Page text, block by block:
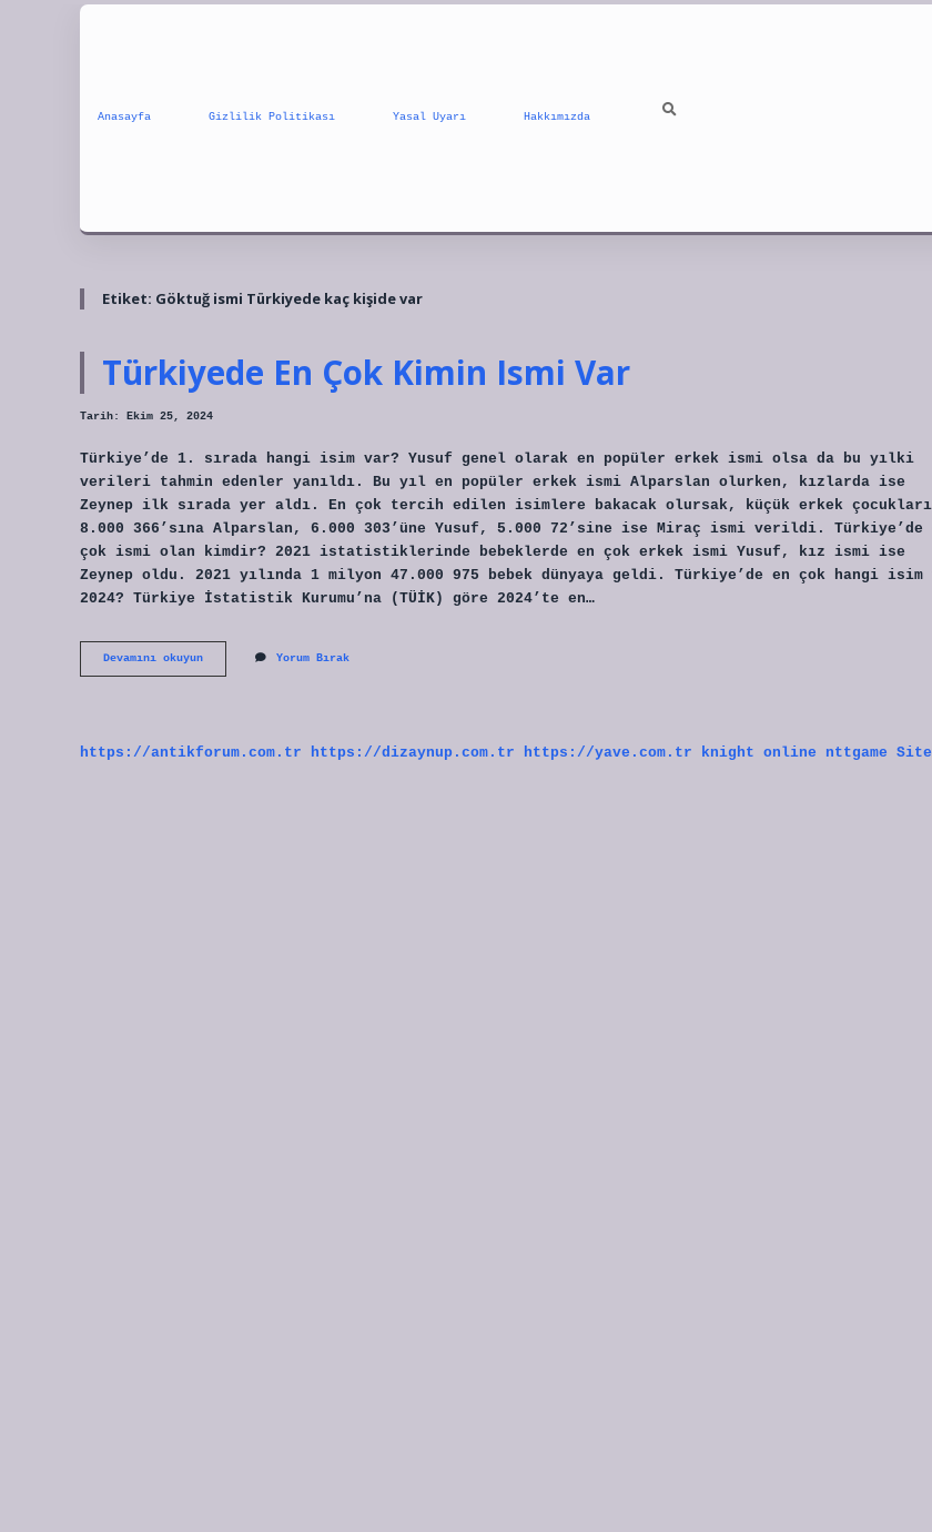
Anasayfa Gizlilik Politikası Yasal Uyarı Hakkımızda
Etiket: Göktuğ ismi Türkiyede kaç kişide var
Türkiyede En Çok Kimin Ismi Var
Tarih: Ekim 25, 2024
Türkiye’de 1. sırada hangi isim var? Yusuf genel olarak en popüler erkek ismi olsa da bu yılki
verileri tahmin edenler yanıldı. Bu yıl en popüler erkek ismi Alparslan olurken, kızlarda ise
Zeynep ilk sırada yer aldı. En çok tercih edilen isimlere bakacak olursak, küçük erkek
8.000 366’sına Alparslan, 6.000 303’üne Yusuf, 5.000 72’sine ise Miraç ismi verildi. Türkiye’de
çok ismi olan kimdir? 2021 istatistiklerinde bebeklerde en çok erkek ismi Yusuf, kız ismi ise
Zeynep oldu. 2021 yılında 1 milyon 47.000 975 bebek dünyaya geldi. Türkiye’de en çok hangi isim
2024? Türkiye İstatistik Kurumu’na (TÜİK) göre 2024’te en…
Devamını okuyunTürkiyede
En
Yorum Bırak
https://antikforum.com.tr https://dizaynup.com.tr https://yave.com.tr knight online nttgame